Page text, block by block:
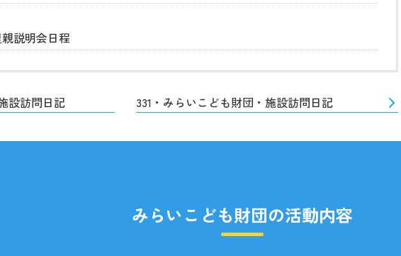
説明会日程
設訪問日記 331・みらいこども財団・施設訪問日記
みらいこども財団の活動内容